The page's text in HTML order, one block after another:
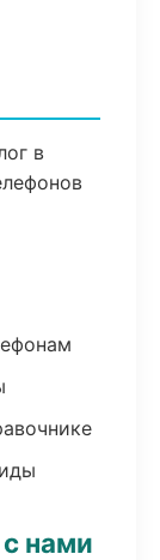
в
нами